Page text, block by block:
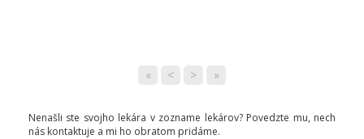
« < > »
Nenašli ste svojho lekára v zozname lekárov? Povedzte mu, nech
nás kontaktuje a mi ho obratom pridáme.